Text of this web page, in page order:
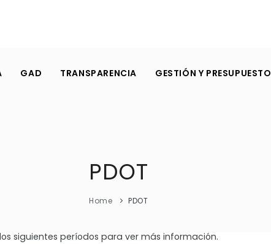
GAD TRANSPARENCIA GESTIÓN Y PRESUPUESTO
PDOT
Home PDOT
siguientes períodos para ver más información.